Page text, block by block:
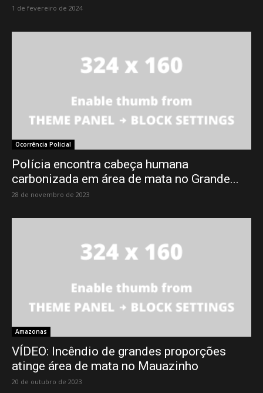
1 de fevereiro de 2024
Ocorrência Policial
Polícia encontra cabeça humana
carbonizada em área de mata no Grande...
28 de novembro de 2023
Amazonas
VÍDEO: Incêndio de grandes proporções
atinge área de mata no Mauazinho
20 de outubro de 2023